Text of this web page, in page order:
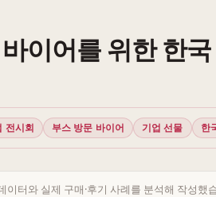
이어를 위한 한
전시회 부스 방문 바이어 기업 선물 한
이터와 실제 구매·후기 사례를 분석해 작성했